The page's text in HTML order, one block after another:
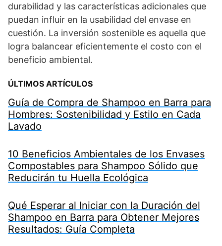
durabilidad y las características adicionales que
puedan influir en la usabilidad del envase en
cuestión. La inversión sostenible es aquella que
logra balancear eficientemente el costo con el
beneficio ambiental.
ÚLTIMOS ARTÍCULOS
Guía de Compra de Shampoo en Barra para
Hombres: Sostenibilidad y Estilo en Cada
Lavado
10 Beneficios Ambientales de los Envases
Compostables para Shampoo Sólido que
Reducirán tu Huella Ecológica
Qué Esperar al Iniciar con la Duración del
Shampoo en Barra para Obtener Mejores
Resultados: Guía Completa